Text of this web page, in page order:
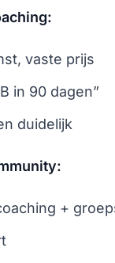
vaste prijs
in 90 dagen”
duidelijk
+